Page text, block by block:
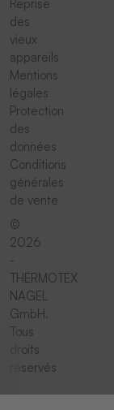
Reprise
des
vieux
appareils
Mentions
légales
Protection
des
données
Conditions
générales
de vente
©
2026
-
THERMOTEX
NAGEL
GmbH.
Tous
droits
réservés